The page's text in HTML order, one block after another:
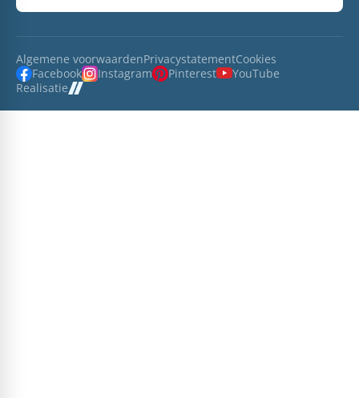
Algemene voorwaardenPrivacystatementCookies
Facebook
Instagram Pinterest
YouTube
Realisatie